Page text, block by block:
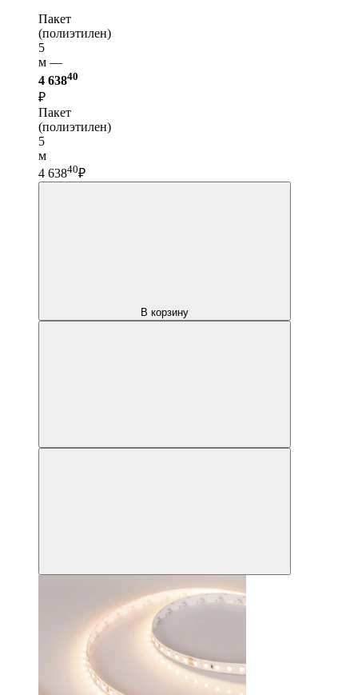
Пакет
(полиэтилен)
5
м —
4 63840
₽
Пакет
(полиэтилен)
5
м
4 63840₽
В корзину